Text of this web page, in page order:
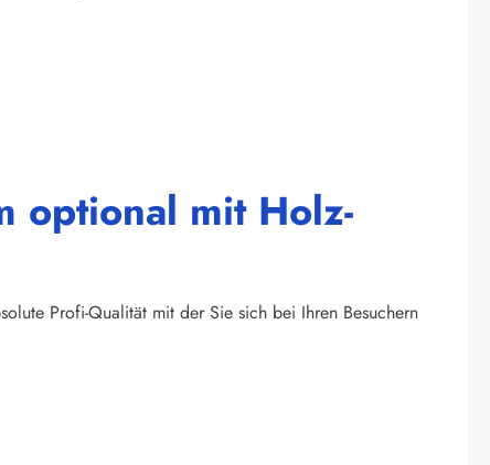
optional mit Holz-
Profi-Qualität mit der Sie sich bei Ihren Besuchern